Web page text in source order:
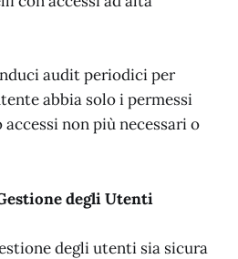
audit periodici per
abbia solo i permessi
non più necessari o
degli Utenti
degli utenti sia sicura